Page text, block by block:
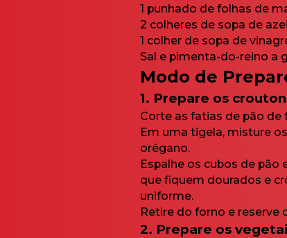
1 punhado de folhas de
2 colheres de sopa de
1 colher de sopa de
Sal e pimenta-do-reino a
Modo de
1. Prepare os
Corte as fatias de pão de
Em uma tigela, misture
orégano.
Espalhe os cubos de pão
que fiquem dourados e
uniforme.
Retire do forno e reserve
2. Prepare os